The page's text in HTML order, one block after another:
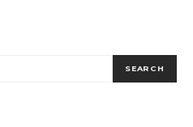
SEARCH